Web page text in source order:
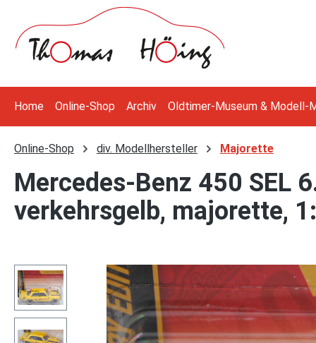
Hauptinhalt springen
Zur Suche springen
Zur Hauptnavigation springen
Home Online-Shop Archiv Oldtimer-Museum & Modell-
Online-Shop div. Modellhersteller Majorette
Mercedes-Benz 450 SEL
verkehrsgelb, majorette,
Bildergalerie überspringen